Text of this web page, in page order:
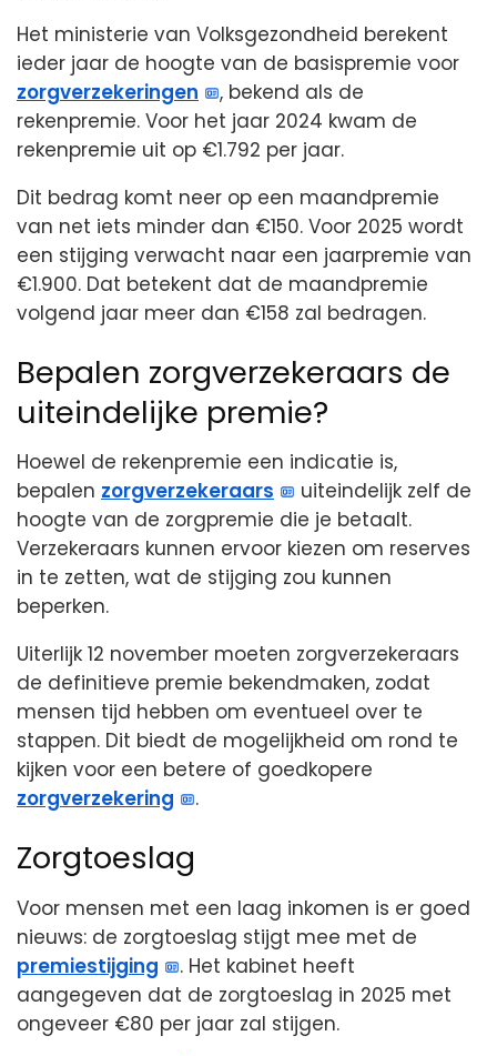
Het ministerie van Volksgezondheid berekent
ieder jaar de hoogte van de basispremie voor
zorgverzekeringen
, bekend als de
rekenpremie. Voor het jaar 2024 kwam de
rekenpremie uit op €1.792 per jaar.
Dit bedrag komt neer op een maandpremie
van net iets minder dan €150. Voor 2025 wordt
een stijging verwacht naar een jaarpremie van
€1.900. Dat betekent dat de maandpremie
volgend jaar meer dan €158 zal bedragen.
Bepalen zorgverzekeraars de
uiteindelijke premie?
Hoewel de rekenpremie een indicatie is,
bepalen zorgverzekeraars
uiteindelijk zelf de
hoogte van de zorgpremie die je betaalt.
Verzekeraars kunnen ervoor kiezen om reserves
in te zetten, wat de stijging zou kunnen
beperken.
Uiterlijk 12 november moeten zorgverzekeraars
de definitieve premie bekendmaken, zodat
mensen tijd hebben om eventueel over te
stappen. Dit biedt de mogelijkheid om rond te
kijken voor een betere of goedkopere
zorgverzekering
.
Zorgtoeslag
Voor mensen met een laag inkomen is er goed
nieuws: de zorgtoeslag stijgt mee met de
premiestijging
. Het kabinet heeft
aangegeven dat de zorgtoeslag in 2025 met
ongeveer €80 per jaar zal stijgen.